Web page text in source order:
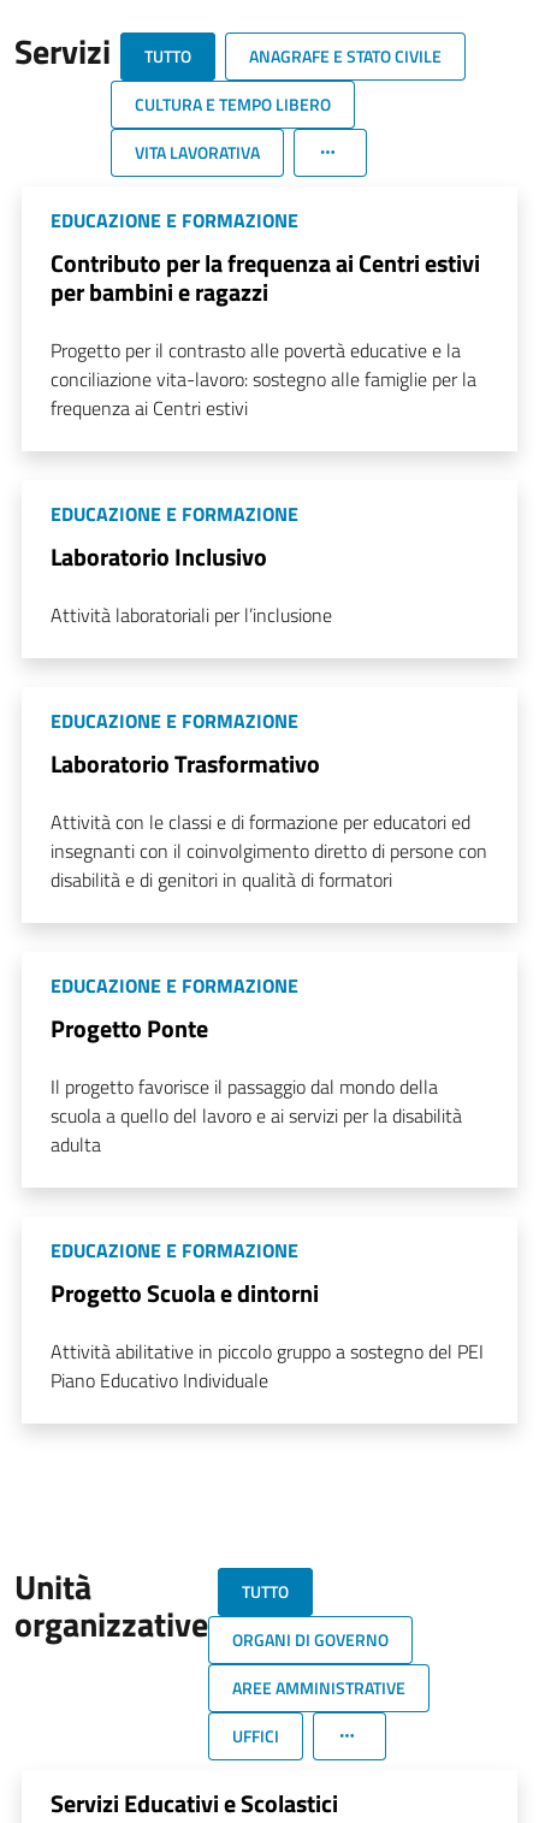
Servizi TUTTO
ANAGRAFE E STATO CIVILE
CULTURA E TEMPO LIBERO
VITA LAVORATIVA
EDUCAZIONE E FORMAZIONE
Contributo per la frequenza ai Centri estivi
per bambini e ragazzi
Progetto per il contrasto alle povertà educative e la
conciliazione vita-lavoro: sostegno alle famiglie per la
frequenza ai Centri estivi
EDUCAZIONE E FORMAZIONE
Laboratorio Inclusivo
Attività laboratoriali per l’inclusione
EDUCAZIONE E FORMAZIONE
Laboratorio Trasformativo
Attività con le classi e di formazione per educatori ed
insegnanti con il coinvolgimento diretto di persone con
disabilità e di genitori in qualità di formatori
EDUCAZIONE E FORMAZIONE
Progetto Ponte
Il progetto favorisce il passaggio dal mondo della
scuola a quello del lavoro e ai servizi per la disabilità
adulta
EDUCAZIONE E FORMAZIONE
Progetto Scuola e dintorni
Attività abilitative in piccolo gruppo a sostegno del PEI
Piano Educativo Individuale
Unità
organizzative
TUTTO
ORGANI DI GOVERNO
AREE AMMINISTRATIVE
UFFICI
Servizi Educativi e Scolastici